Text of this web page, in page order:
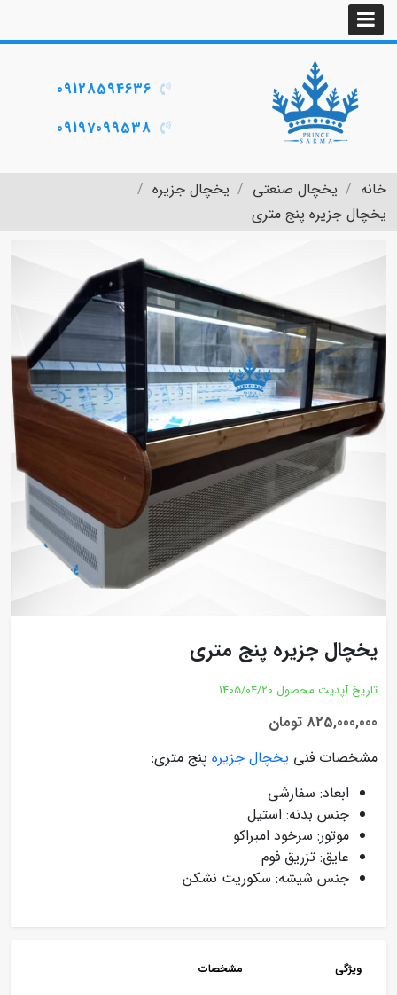
09128594636
09197099538
خانه یخچال صنعتی
یخچال جزیره
یخچال جزیره پنج متری
یخچال جزیره پنج متری
تاریخ آپدیت محصول 1405/04/20
825,000,000 تومان
مشخصات فنی یخچال جزیره پنج متری:
ابعاد: سفارشی
جنس بدنه: استیل
موتور: سرخود امبراکو
عایق: تزریق فوم
جنس شیشه: سکوریت نشکن
ویژگی مشخصات